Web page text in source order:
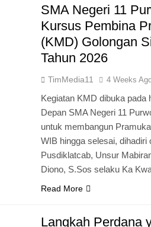
SMA Negeri 11
Kursus Pembina
(KMD) Golongan
Tahun 2026
TimMedia11 4 Weeks
Kegiatan KMD dibuka pada
Depan SMA Negeri 11
untuk membangun
WIB hingga selesai,
Pusdiklatcab, Unsur
Diono, S.Sos selaku Ka
Read More
Langkah Perdana